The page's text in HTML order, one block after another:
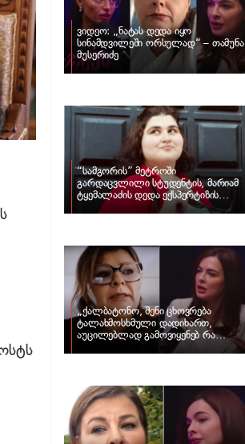
ვიდეო: „ნატას დედა იყო
სინამდვილეში ორსულად“ – თამუნა
მუსერიძე
“სამგორის” მეტროში
გარდაცვლილი სტუდენტის, მარიამ
ტყემალაძის დედა ექსპერტიზის
პასუხს აქვეყნებს – რა გახდა გოგონას
„ქალბატონო, შენი ცხოვრება
ტალახმოსხმული დადიხართ,
აუცილებლად გამოვიყენებ რა
ინფორმაციაც მაქვს“… – რა